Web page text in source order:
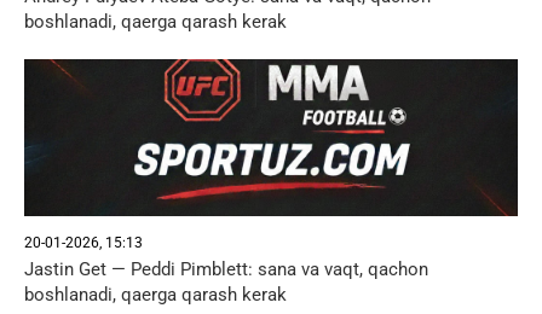
boshlanadi, qaerga qarash kerak
20-01-2026, 15:13
Jastin Get — Peddi Pimblett: sana va vaqt, qachon
boshlanadi, qaerga qarash kerak